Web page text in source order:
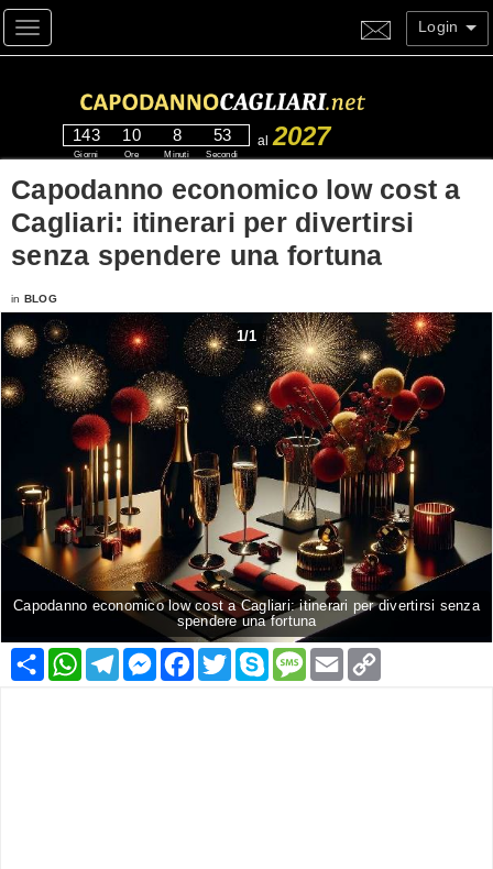
Toggle navigation Login
143
Giorni
10
Ore
8
Minuti
53
Secondi
al 2027
Capodanno economico low cost a
Cagliari: itinerari per divertirsi
senza spendere una fortuna
in BLOG
1/1
Capodanno economico low cost a Cagliari: itinerari per divertirsi senza
spendere una fortuna
Condividi
WhatsApp
Telegram
Messenger
Facebook
TwitterSkypeMessage
Email